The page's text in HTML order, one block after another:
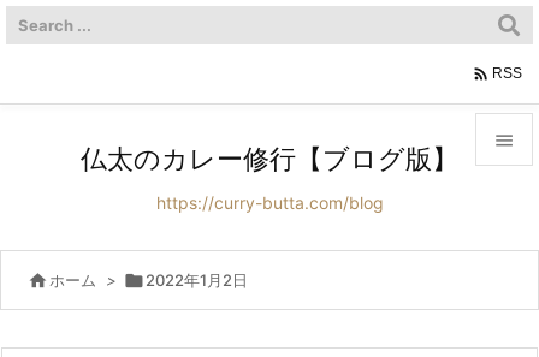



 RSS
仏太のカレー修行【ブログ版】
https://curry-butta.com/blog
 ホーム > 2022年1月2日